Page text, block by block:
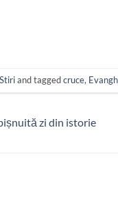
Stiriand taggedcruce,
zi din istorie